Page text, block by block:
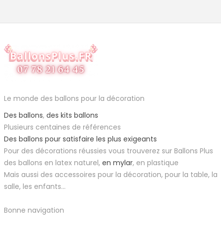
Le monde des ballons pour la décoration
Des ballons, des kits ballons
Plusieurs centaines de références
Des ballons pour satisfaire les plus exigeants
Pour des décorations réussies vous trouverez sur Ballons Plus
des ballons en latex naturel, en mylar, en plastique
Mais aussi des accessoires pour la décoration, pour la table, la
salle, les enfants...
Bonne navigation